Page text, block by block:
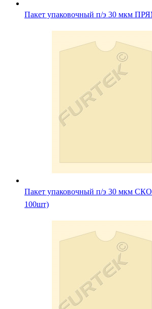
Пакет упаковочный п/э 30 мкм
Пакет упаковочный п/э 30 мкм
100шт)